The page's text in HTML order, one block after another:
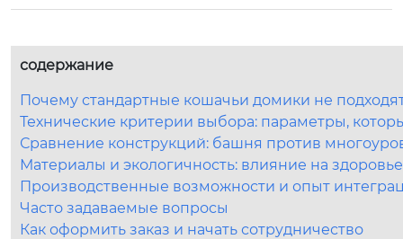
содержание
Почему стандартные кошачьи домики не
Технические критерии выбора: параметры,
Сравнение конструкций: башня против
Материалы и экологичность: влияние на
Производственные возможности и опыт
Часто задаваемые вопросы
Как оформить заказ и начать сотрудничество